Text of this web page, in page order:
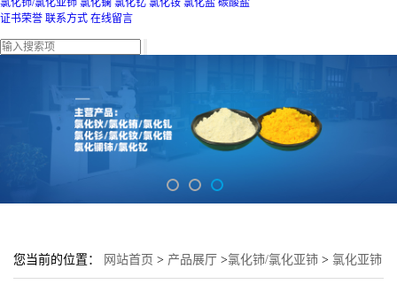
氯化铈/氯化亚铈 氯化镧 氯化钇 氯化铵 氯化盐 碳酸盐
证书荣誉 联系方式 在线留言
您当前的位置： 网站首页 > 产品展厅 >氯化铈/氯化亚铈 > 氯化亚铈